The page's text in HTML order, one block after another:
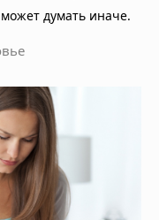
думать иначе.